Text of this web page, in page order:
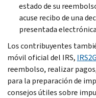
estado de su
acuse recibo de una
presentada
Los contribuyentes
móvil oficial del IRS, IRS2
reembolso, realizar
para la preparación de
consejos útiles sobre